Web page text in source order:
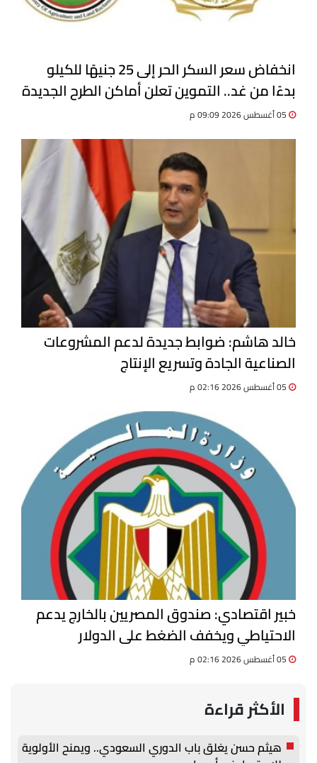
انخفاض سعر السكر الحر إلى 25 جنيهًا للكيلو
بدءًا من غد.. التموين تعلن أماكن الطرح الجديدة
خالد هاشم: ضوابط جديدة لدعم المشروعات
الصناعية الجادة وتسريع الإنتاج
خبير اقتصادي: صندوق المصريين بالخارج يدعم
الاحتياطي ويخفف الضغط على الدولار
الأكثر قراءة
هيثم حسن يغلق باب الدوري السعودي.. ويمنح الأولوية